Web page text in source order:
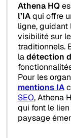
Athena HQ
l’IAqui offre
ligne, guidant
visibilité sur
traditionnels.
ladétection
Pour les
mentions IA
SEO, Athena
qui font le
paysage